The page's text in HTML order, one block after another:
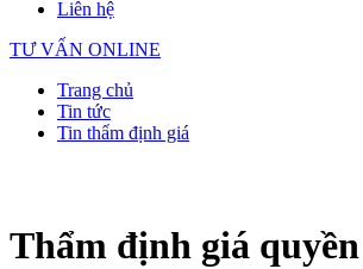
Liên hệ
TƯ VẤN ONLINE
Trang chủ
Tin tức
Tin thẩm định giá
Thẩm định giá